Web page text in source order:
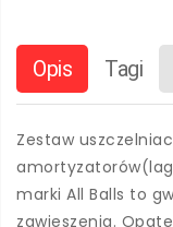
Opis Tagi
Zestaw
marki All Balls to
zawieszenia.